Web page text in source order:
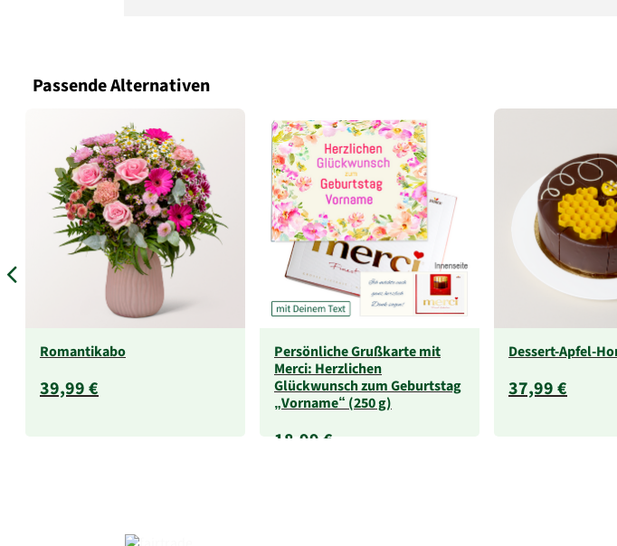
Passende Alternativen
Romantikabo
39,99 €
Persönliche Grußkarte mit
Merci: Herzlichen
Glückwunsch zum Geburtstag
„Vorname“ (250 g)
18,99 €
Dessert-Apfel-
37,99 €